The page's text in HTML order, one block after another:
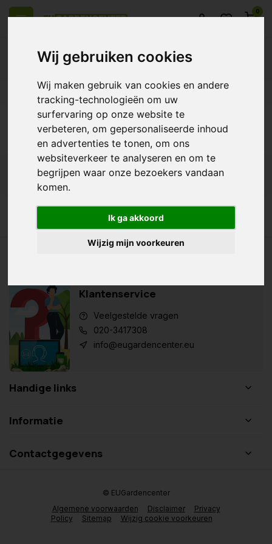
Wij gebruiken cookies
Wij maken gebruik van cookies en andere
tracking-technologieën om uw
surfervaring op onze website te
verbeteren, om gepersonaliseerde inhoud
en advertenties te tonen, om ons
websiteverkeer te analyseren en om te
begrijpen waar onze bezoekers vandaan
komen.
Ik ga akkoord
Wijzig mijn voorkeuren
0
14 Dagen retourrecht Beste klantenservice
Terug
Producten getagd met 90cm
Klantenservice
Veelgestelde vragen
020-3417308
info@eugardencenter.eu
Handige links
Informatie
Contactgegevens
Algemene voorwaarden Disclaimer
Privacy
Policy
Sitemap Wijzig cookie voorkeuren
© EUGardencenter